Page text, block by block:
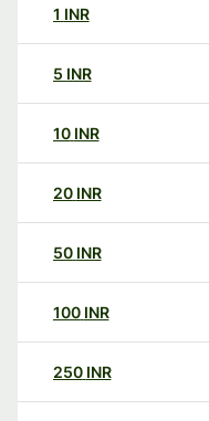
1 INR
5 INR
10 INR
20 INR
50 INR
100 INR
250 INR